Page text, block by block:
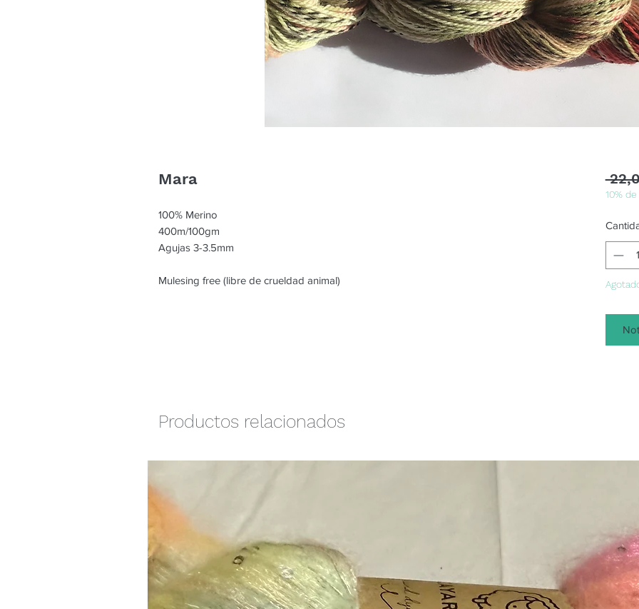
Mara
100% Merino
400m/100gm
Agujas 3-3.5mm
Mulesing free (libre de crueldad animal)
10%
Productos relacionados